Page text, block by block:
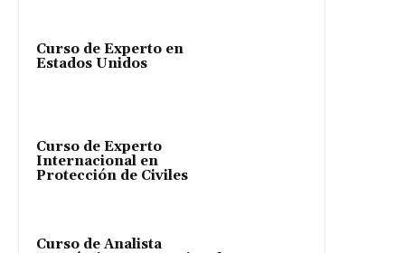
Curso de Experto en
Estados Unidos
Curso de Experto
Internacional en
Protección de Civiles
Curso de Analista